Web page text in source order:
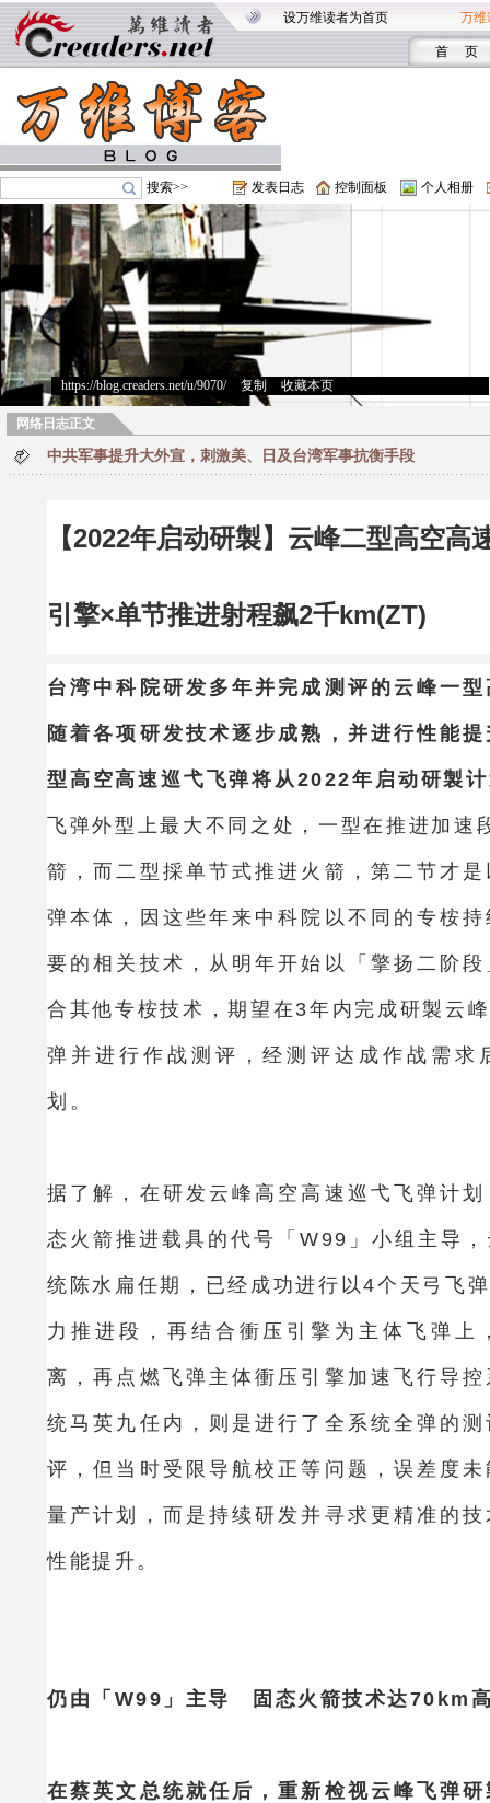
设万维读者为首页 万维
首 页
搜索>> 发表日志 控制面板 个人相册
https://blog.creaders.net/u/9070/> 复制 收藏本页
网络日志正文
中共军事提升大外宣，刺激美、日及台湾军事抗衡手段
【2022年启动研製】云峰二型高空
引擎×单节推进射程飙2千km(ZT)
台湾中科院研发多年并完成测评的云峰一
随着各项研发技术逐步成熟，并进行性能
型高空高速巡弋飞弹将从2022年启动研製
飞弹外型上最大不同之处，一型在推进加速
箭，而二型採单节式推进火箭，第二节才
弹本体，因这些年来中科院以不同的专桉
要的相关技术，从明年开始以「擎扬二阶
合其他专桉技术，期望在3年内完成研製云
弹并进行作战测评，经测评达成作战需求
划。
据了解，在研发云峰高空高速巡弋飞弹计
态火箭推进载具的代号「W99」小组主导
统陈水扁任期，已经成功进行以4个天弓飞
力推进段，再结合衝压引擎为主体飞弹上
离，再点燃飞弹主体衝压引擎加速飞行导
统马英九任内，则是进行了全系统全弹的
评，但当时受限导航校正等问题，误差度
量产计划，而是持续研发并寻求更精准的
性能提升。
仍由「W99」主导 固态火箭技术达70km
在蔡英文总统就任后，重新检视云峰飞弹